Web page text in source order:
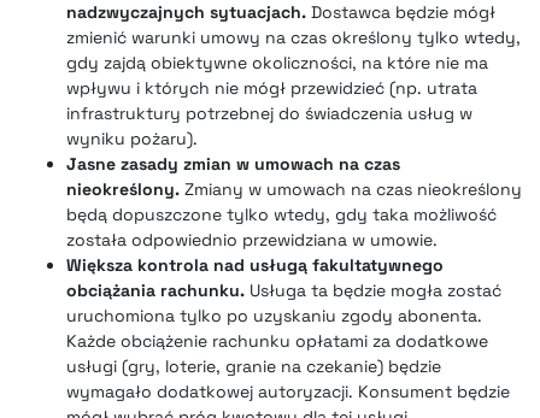
nadzwyczajnych sytuacjach. Dostawca będzie mógł
zmienić warunki umowy na czas określony tylko wtedy,
gdy zajdą obiektywne okoliczności, na które nie ma
wpływu i których nie mógł przewidzieć (np. utrata
infrastruktury potrzebnej do świadczenia usług w
wyniku pożaru).
Jasne zasady zmian w umowach na czas
nieokreślony. Zmiany w umowach na czas nieokreślony
będą dopuszczone tylko wtedy, gdy taka możliwość
została odpowiednio przewidziana w umowie.
Większa kontrola nad usługą fakultatywnego
obciążania rachunku. Usługa ta będzie mogła zostać
uruchomiona tylko po uzyskaniu zgody abonenta.
Każde obciążenie rachunku opłatami za dodatkowe
usługi (gry, loterie, granie na czekanie) będzie
wymagało dodatkowej autoryzacji. Konsument będzie